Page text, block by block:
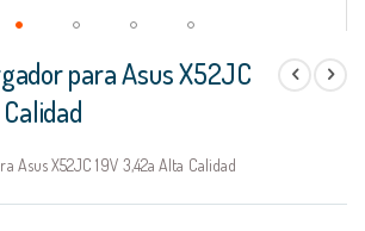
para Asus X52JC
Asus X52JC 19V 3,42a Alta Calidad